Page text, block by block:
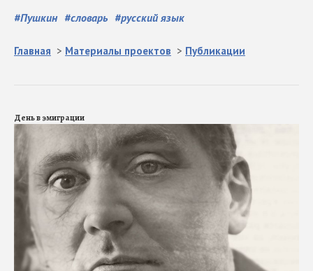
#Пушкин #словарь #русский язык
Главная > Материалы проектов > Публикации
День в эмиграции